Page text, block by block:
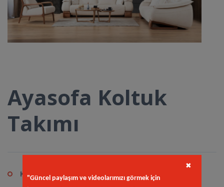
Ayasofa Koltuk
Takımı
Kodin.bel
"Güncel paylaşım ve videolarımızı görmek için
✖